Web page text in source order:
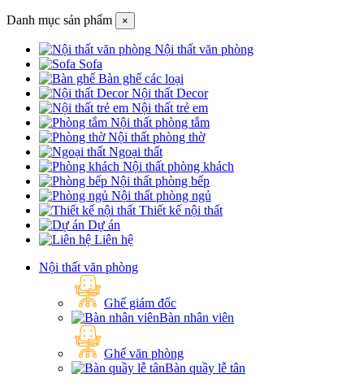
Danh mục sản phẩm ×
Nội thất văn phòng
Sofa
Bàn ghế các loại
Nội thất Decor
Nội thất trẻ em
Nội thất phòng tắm
Nội thất phòng thờ
Ngoại thất
Nội thất phòng khách
Nội thất phòng bếp
Nội thất phòng ngủ
Thiết kế nội thất
Dự án
Liên hệ
Nội thất văn phòng
Ghế giám đốc
Bàn nhân viên
Ghế văn phòng
Bàn quầy lễ tân